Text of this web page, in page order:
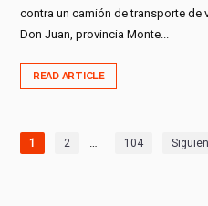
contra un camión de transporte de
Don Juan, provincia Monte...
READ ARTICLE
1 2 104